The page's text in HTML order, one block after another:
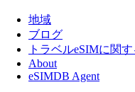
地域
ブログ
トラベルeSIMに関
About
eSIMDB Agent